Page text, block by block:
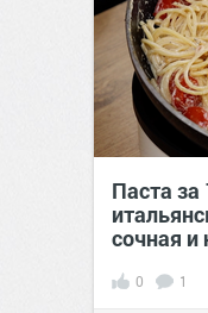
Паста за
сочная и
0 1